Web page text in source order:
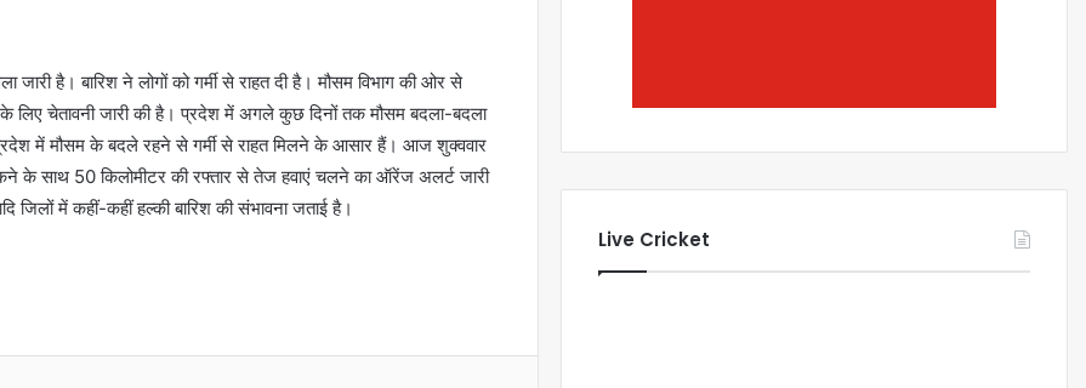
है। बारिश ने लोगों को गर्मी से राहत दी है। मौसम विभाग की ओर से
लिए चेतावनी जारी की है। प्रदेश में अगले कुछ दिनों तक मौसम बदला-बदला
में मौसम के बदले रहने से गर्मी से राहत मिलने के आसार हैं। आज शुक्ववार
के साथ 50 किलोमीटर की रफ्तार से तेज हवाएं चलने का ऑरेंज अलर्ट जारी
जिलों में कहीं-कहीं हल्की बारिश की संभावना जताई है।
Live Cricket